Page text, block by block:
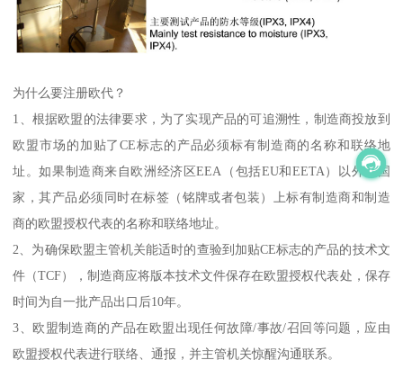
为什么要注册欧代？
1、根据欧盟的法律要求，为了实现产品的可追溯性，制造商投放到
欧盟市场的加贴了CE标志的产品必须标有制造商的名称和联络地
址。如果制造商来自欧洲经济区EEA（包括EU和EETA）以外的国
家，其产品必须同时在标签（铭牌或者包装）上标有制造商和制造
商的欧盟授权代表的名称和联络地址。
2、为确保欧盟主管机关能适时的查验到加贴CE标志的产品的技术文
件（TCF），制造商应将版本技术文件保存在欧盟授权代表处，保存
时间为自一批产品出口后10年。
3、欧盟制造商的产品在欧盟出现任何故障/事故/召回等问题，应由
欧盟授权代表进行联络、通报，并主管机关惊醒沟通联系。